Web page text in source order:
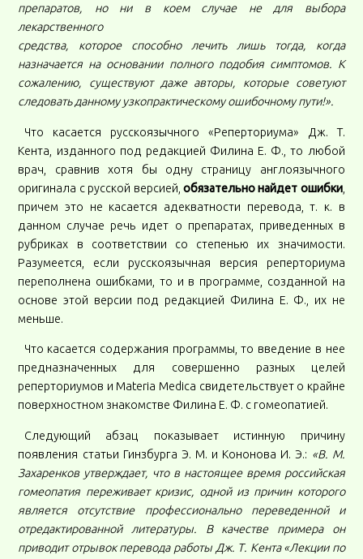
препаратов, но ни в коем случае не для выбора
лекарственного
средства, которое способно лечить лишь тогда, когда
назначается на основании полного подобия симптомов. К
сожалению, существуют даже авторы, которые советуют
следовать данному узкопрактическому ошибочному пути!».
Что касается русскоязычного «Реперториума» Дж. Т.
Кента, изданного под редакцией Филина Е. Ф., то любой
врач, сравнив хотя бы одну страницу англоязычного
оригинала с русской версией, обязательно найдет ошибки,
причем это не касается адекватности перевода, т. к. в
данном случае речь идет о препаратах, приведенных в
рубриках в соответствии со степенью их значимости.
Разумеется, если русскоязычная версия реперториума
переполнена ошибками, то и в программе, созданной на
основе этой версии под редакцией Филина Е. Ф., их не
меньше.
Что касается содержания программы, то введение в нее
предназначенных для совершенно разных целей
реперториумов и Materia Medica свидетельствует о крайне
поверхностном знакомстве Филина Е. Ф. с гомеопатией.
Следующий абзац показывает истинную причину
появления статьи Гинзбурга Э. М. и Кононова И. Э.: «В. М.
Захаренков утверждает, что в настоящее время российская
гомеопатия переживает кризис, одной из причин которого
является отсутствие профессионально переведенной и
отредактированной литературы. В качестве примера он
приводит отрывок перевода работы Дж. Т. Кента «Лекции по